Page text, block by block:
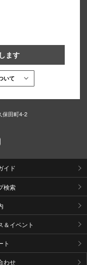
ます
いて
保田町4-2
イド
検索
＆イベント
ト
わせ